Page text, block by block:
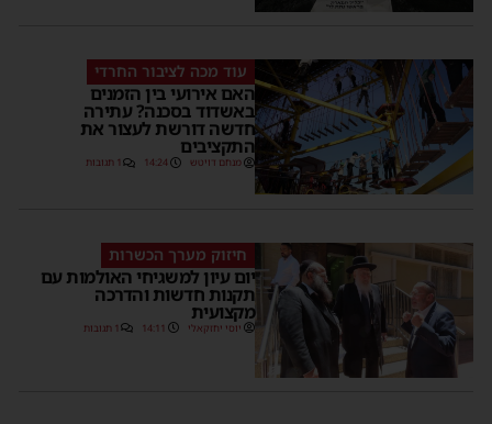
עוד מכה לציבור החרדי
האם אירועי בין הזמנים
באשדוד בסכנה? עתירה
חדשה דורשת לעצור את
התקציבים
מנחם דויטש 14:24 1 תגובות
חיזוק מערך הכשרות
יום עיון למשגיחי האולמות עם
תקנות חדשות והדרכה
מקצועית
יוסי יחזקאלי 14:11 1 תגובות